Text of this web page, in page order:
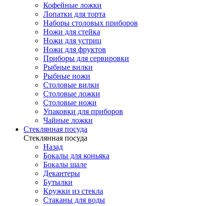
Кофейные ложки
Лопатки для торта
Наборы столовых приборов
Ножи для стейка
Ножи для устриц
Ножи для фруктов
Приборы для сервировки
Рыбные вилки
Рыбные ножи
Столовые вилки
Столовые ложки
Столовые ножи
Упаковки для приборов
Чайные ложки
Стеклянная посуда
Стеклянная посуда
Назад
Бокалы для коньяка
Бокалы шале
Декантеры
Бутылки
Кружки из стекла
Стаканы для воды